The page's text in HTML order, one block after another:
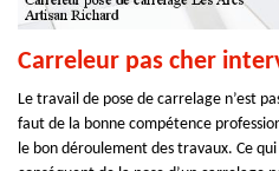
Carreleur pas cher
Le travail de pose de carrelage n’est
faut de la bonne compétence
le bon déroulement des travaux. Ce